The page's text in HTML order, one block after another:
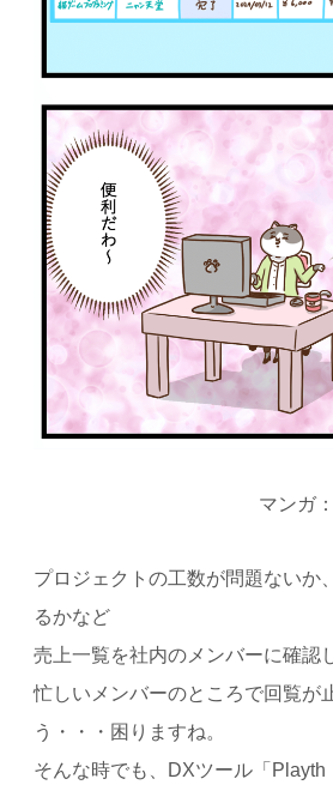
マンガ
プロジェクトの工数が問題ないか
るかなど
売上一覧を社内のメンバーに確認
忙しいメンバーのところで回覧が
う・・・困りますね。
そんな時でも、DXツール「Playth